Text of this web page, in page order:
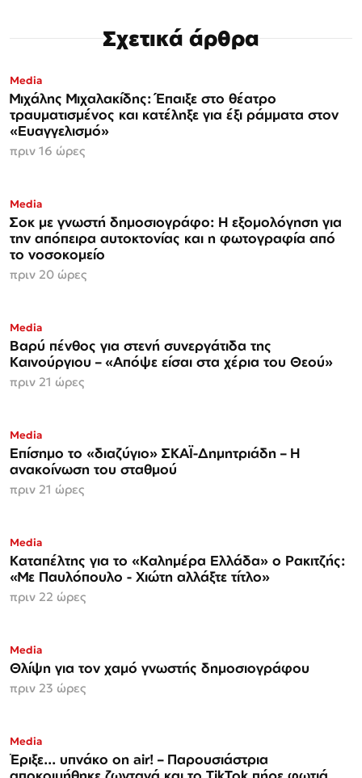
Σχετικά άρθρα
Media
Μιχάλης Μιχαλακίδης: Έπαιξε στο θέατρο
τραυματισμένος και κατέληξε για έξι ράμματα στον
«Ευαγγελισμό»
πριν 16 ώρες
Media
Σοκ με γνωστή δημοσιογράφο: Η εξομολόγηση για
την απόπειρα αυτοκτονίας και η φωτογραφία από
το νοσοκομείο
πριν 20 ώρες
Media
Βαρύ πένθος για στενή συνεργάτιδα της
Καινούργιου – «Απόψε είσαι στα χέρια του Θεού»
πριν 21 ώρες
Media
Επίσημο το «διαζύγιο» ΣΚΑΪ-Δημητριάδη – Η
ανακοίνωση του σταθμού
πριν 21 ώρες
Media
Καταπέλτης για το «Καλημέρα Ελλάδα» ο Ρακιτζής:
«Με Παυλόπουλο - Χιώτη αλλάξτε τίτλο»
πριν 22 ώρες
Media
Θλίψη για τον χαμό γνωστής δημοσιογράφου
πριν 23 ώρες
Media
Έριξε... υπνάκο on air! – Παρουσιάστρια